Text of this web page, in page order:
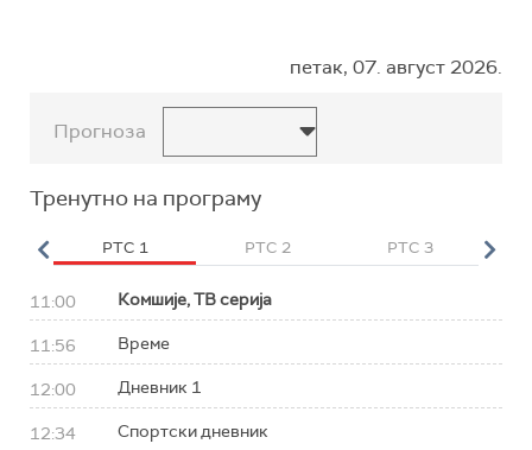
петак, 07. август 2026.
Прогноза
Тренутно на програму
РТС 1 РТС 2 РТС 3
11:00 Комшије, ТВ серија
11:56 Време
12:00 Дневник 1
12:34 Спортски дневник